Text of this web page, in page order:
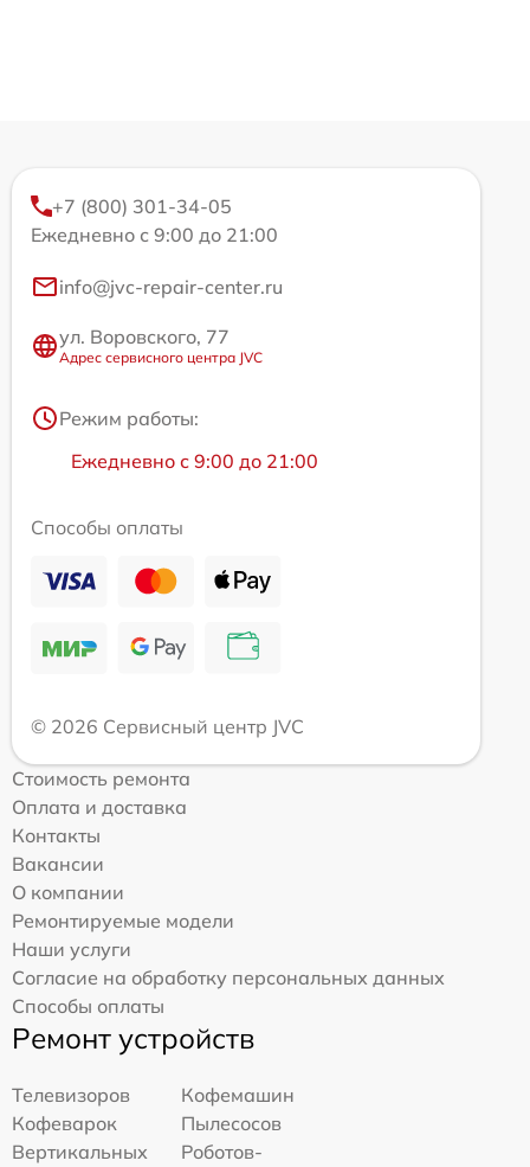
+7 (800) 301-34-05
Ежедневно с 9:00 до 21:00
info@jvc-repair-center.ru
ул. Воровского, 77
Адрес сервисного центра JVC
Режим работы:
Ежедневно с 9:00 до 21:00
Способы оплаты
© 2026 Сервисный центр JVC
Стоимость ремонта
Оплата и доставка
Контакты
Вакансии
О компании
Ремонтируемые модели
Наши услуги
Согласие на обработку персональных данных
Способы оплаты
Ремонт устройств
Телевизоров
Кофемашин
Кофеварок
Пылесосов
Вертикальных
Роботов-